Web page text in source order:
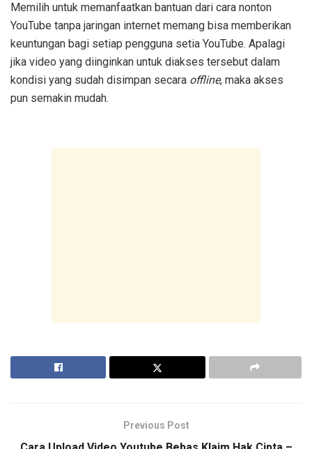
Memilih untuk memanfaatkan bantuan dari cara nonton
YouTube tanpa jaringan internet memang bisa memberikan
keuntungan bagi setiap pengguna setia YouTube. Apalagi
jika video yang diinginkan untuk diakses tersebut dalam
kondisi yang sudah disimpan secara offline, maka akses
pun semakin mudah.
Previous Post